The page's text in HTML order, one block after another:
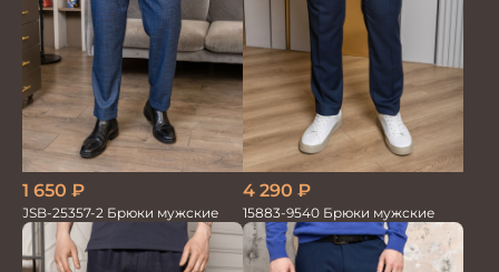
1 650 ₽
JSB-25357-2 Брюки мужские
4 290 ₽
15883-9540 Брюки мужские